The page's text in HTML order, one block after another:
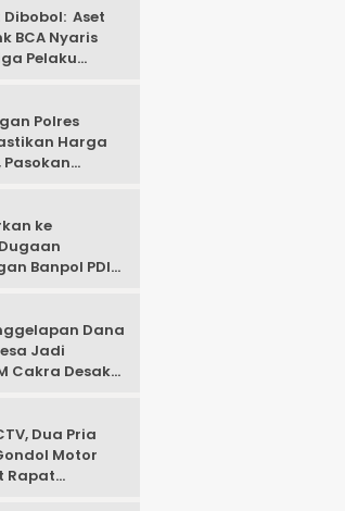
Aset
BCA Nyaris
Pelaku
Polres
Harga
Fluktuasi
ke
Banpol PDIP
Ketua PAC
Dana
Jadi
Cakra Desak
Dua Pria
Motor
Rapat